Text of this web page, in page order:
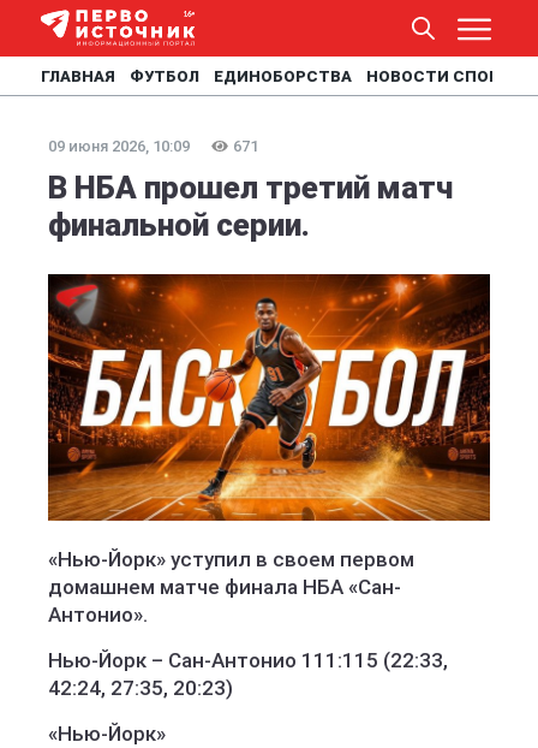
ГЛАВНАЯ ФУТБОЛ ЕДИНОБОРСТВА НОВОСТИ СПОРТА
09 июня 2026, 10:09 671
В НБА прошел третий матч
финальной серии.
«Нью-Йорк» уступил в своем первом
домашнем матче финала НБА «Сан-
Антонио».
Нью-Йорк – Сан-Антонио 111:115 (22:33,
42:24, 27:35, 20:23)
«Нью-Йорк»